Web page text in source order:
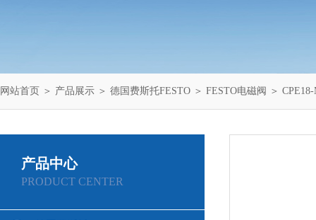
网站首页 ＞ 产品展示 ＞ 德国费斯托FESTO ＞ FESTO电磁阀 ＞
产品中心
PRODUCT CENTER